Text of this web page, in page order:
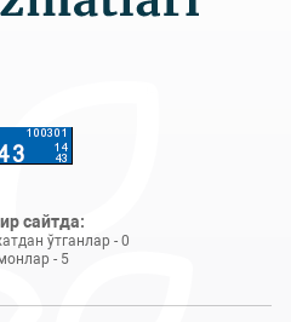
сайтда:
ўтганлар - 0
- 5